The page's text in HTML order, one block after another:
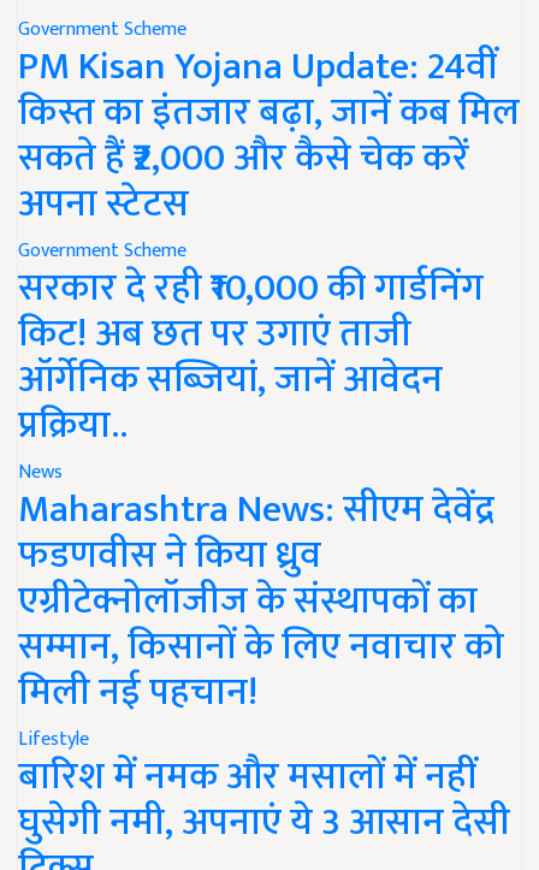
Government Scheme
PM Kisan Yojana Update: 24वीं
किस्त का इंतजार बढ़ा, जानें कब मिल
सकते हैं ₹2,000 और कैसे चेक करें
अपना स्टेटस
Government Scheme
सरकार दे रही ₹10,000 की गार्डनिंग
किट! अब छत पर उगाएं ताजी
ऑर्गेनिक सब्जियां, जानें आवेदन
प्रक्रिया..
News
Maharashtra News: सीएम देवेंद्र
फडणवीस ने किया ध्रुव
एग्रीटेक्नोलॉजीज के संस्थापकों का
सम्मान, किसानों के लिए नवाचार को
मिली नई पहचान!
Lifestyle
बारिश में नमक और मसालों में नहीं
घुसेगी नमी, अपनाएं ये 3 आसान देसी